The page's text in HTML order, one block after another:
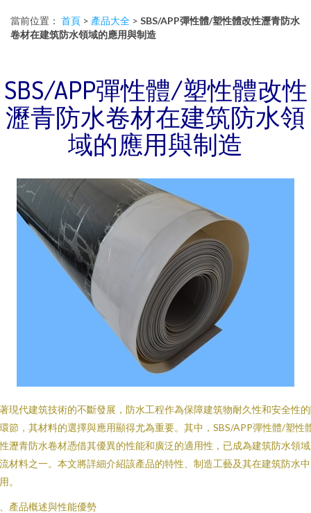
當前位置： 首頁 > 產品大全 > SBS/APP彈性體/塑性體改性瀝青防水
卷材在建筑防水領域的應用與制造
SBS/APP彈性體/塑性體改性
瀝青防水卷材在建筑防水領
域的應用與制造
現代建筑技術的不斷發展，防水工程作為保障建筑物耐久性和安全性
節，其材料的選擇與應用顯得尤為重要。其中，SBS/APP彈性體/塑性
瀝青防水卷材憑借其優異的性能和廣泛的適用性，已成為建筑防水領
材料之一。本文將詳細介紹該產品的特性、制造工藝及其在建筑防水
。
產品概述與性能優勢